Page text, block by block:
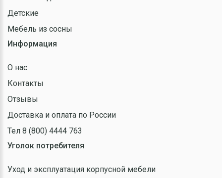
Детские
Мебель из сосны
Информация
О нас
Контакты
Отзывы
Доставка и оплата по России
Тел 8 (800) 4444 763
Уголок потребителя
Уход и эксплуатация корпусной мебели